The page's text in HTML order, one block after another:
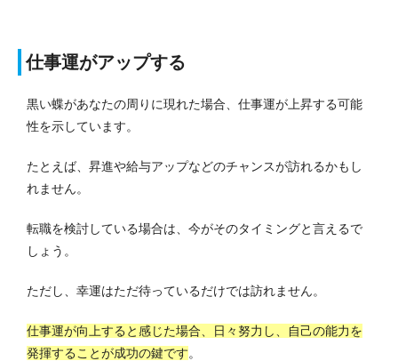
仕事運がアップする
黒い蝶があなたの周りに現れた場合、仕事運が上昇する可能
性を示しています。
たとえば、昇進や給与アップなどのチャンスが訪れるかもし
れません。
転職を検討している場合は、今がそのタイミングと言えるで
しょう。
ただし、幸運はただ待っているだけでは訪れません。
仕事運が向上すると感じた場合、日々努力し、自己の能力を
発揮することが成功の鍵です。